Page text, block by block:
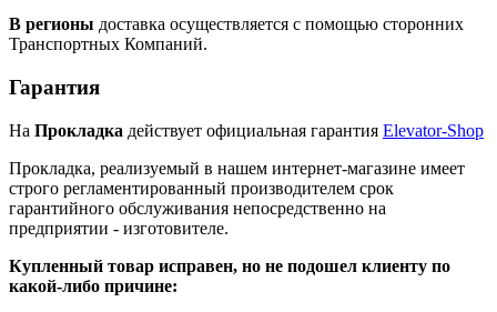
В регионы доставка осуществляется с помощью сторонних
Транспортных Компаний.
Гарантия
На Прокладка действует официальная гарантия Elevator-Shop
Прокладка, реализуемый в нашем интернет-магазине имеет
строго регламентированный производителем срок
гарантийного обслуживания непосредственно на
предприятии - изготовителе.
Купленный товар исправен, но не подошел клиенту по
какой-либо причине: